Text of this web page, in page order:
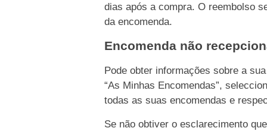
dias após a compra. O reembolso
da encomenda.
Encomenda não
Pode obter informações sobre a
“As Minhas Encomendas”,
todas as suas encomendas e
Se não obtiver o esclarecimento